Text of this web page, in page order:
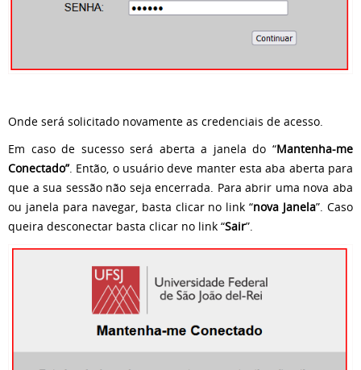
Onde será solicitado novamente as credenciais de acesso.
Em caso de sucesso será aberta a janela do “Mantenha-me
Conectado”. Então, o usuário deve manter esta aba aberta para
que a sua sessão não seja encerrada. Para abrir uma nova aba
ou janela para navegar, basta clicar no link “nova Janela”. Caso
queira desconectar basta clicar no link “Sair”.